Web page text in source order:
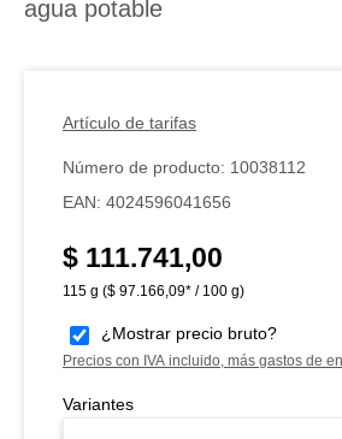
agua potable
Artículo de tarifas
Número de producto: 10038112
EAN: 4024596041656
Precio normal:
$ 111.741,00
115 g ($ 97.166,09* / 100 g)
¿Mostrar precio bruto?
Precios con IVA incluido, más gastos de
Variantes